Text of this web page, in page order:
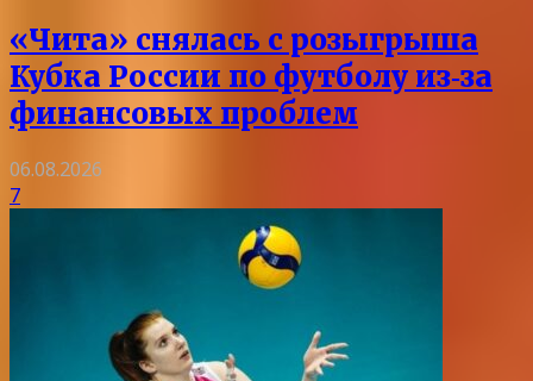
«Чита» снялась с розыгрыша
Кубка России по футболу из‑за
финансовых проблем
06.08.2026
7